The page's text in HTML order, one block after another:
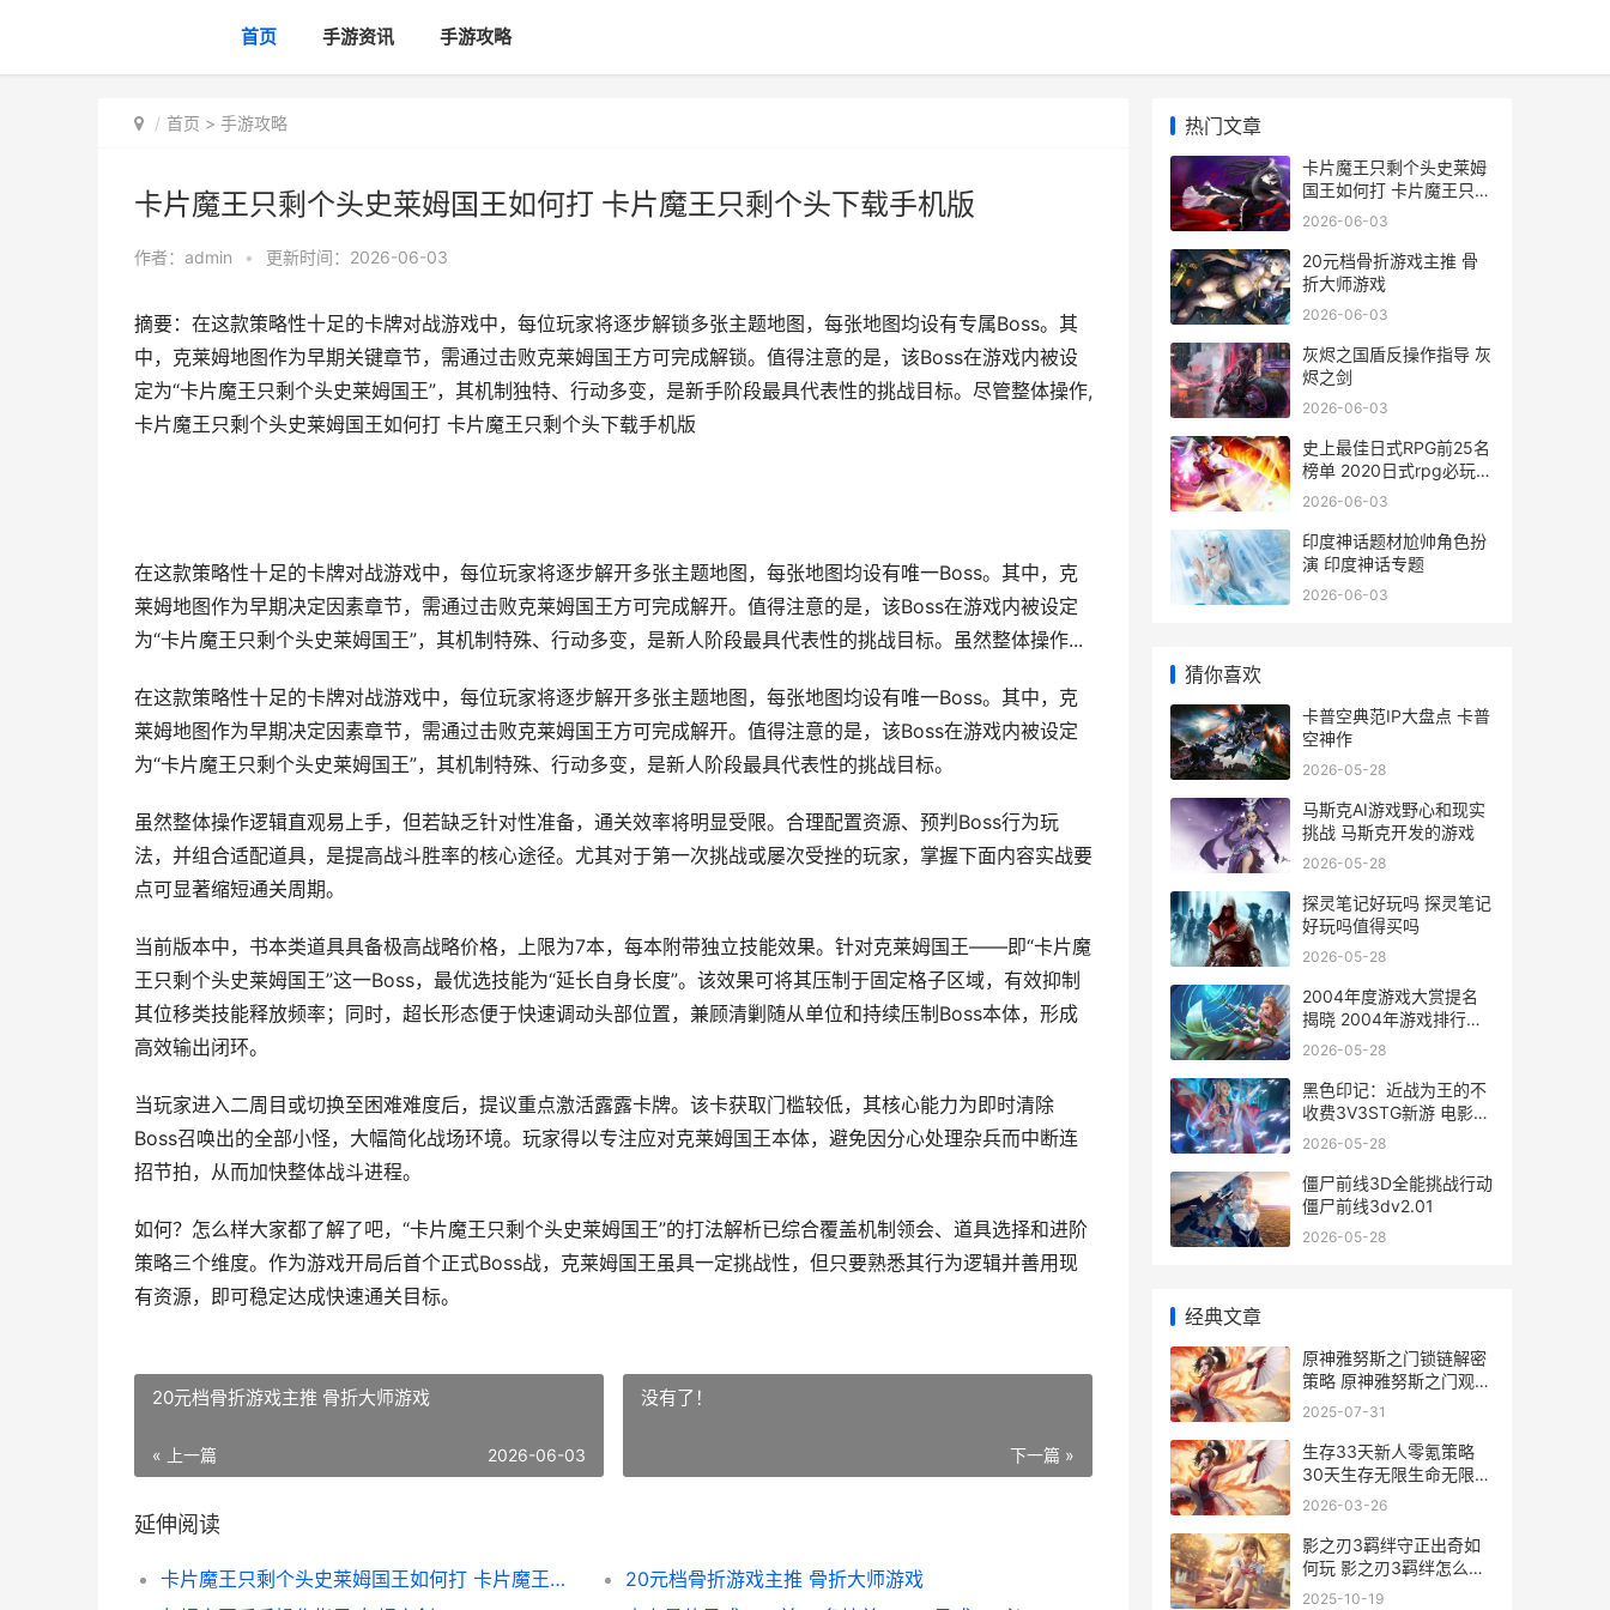
首页 手游资讯 手游攻略
首页 > 手游攻略
卡片魔王只剩个头史莱姆国王如何打 卡片魔王只剩个头下载手机版
作者： admin • 更新时间：2026-06-03
摘要：在这款策略性十足的卡牌对战游戏中，每位玩家将逐步解锁多张主题地图，每张地图均设有专属Boss。其
中，克莱姆地图作为早期关键章节，需通过击败克莱姆国王方可完成解锁。值得注意的是，该Boss在游戏内被设
定为“卡片魔王只剩个头史莱姆国王”，其机制独特、行动多变，是新手阶段最具代表性的挑战目标。尽管整体操作,
卡片魔王只剩个头史莱姆国王如何打 卡片魔王只剩个头下载手机版
在这款策略性十足的卡牌对战游戏中，每位玩家将逐步解开多张主题地图，每张地图均设有唯一Boss。其中，克
莱姆地图作为早期决定因素章节，需通过击败克莱姆国王方可完成解开。值得注意的是，该Boss在游戏内被设定
为“卡片魔王只剩个头史莱姆国王”，其机制特殊、行动多变，是新人阶段最具代表性的挑战目标。虽然整体操作...
在这款策略性十足的卡牌对战游戏中，每位玩家将逐步解开多张主题地图，每张地图均设有唯一Boss。其中，克
莱姆地图作为早期决定因素章节，需通过击败克莱姆国王方可完成解开。值得注意的是，该Boss在游戏内被设定
为“卡片魔王只剩个头史莱姆国王”，其机制特殊、行动多变，是新人阶段最具代表性的挑战目标。
虽然整体操作逻辑直观易上手，但若缺乏针对性准备，通关效率将明显受限。合理配置资源、预判Boss行为玩
法，并组合适配道具，是提高战斗胜率的核心途径。尤其对于第一次挑战或屡次受挫的玩家，掌握下面内容实战要
点可显著缩短通关周期。
当前版本中，书本类道具具备极高战略价格，上限为7本，每本附带独立技能效果。针对克莱姆国王——即“卡片魔
王只剩个头史莱姆国王”这一Boss，最优选技能为“延长自身长度”。该效果可将其压制于固定格子区域，有效抑制
其位移类技能释放频率；同时，超长形态便于快速调动头部位置，兼顾清剿随从单位和持续压制Boss本体，形成
高效输出闭环。
当玩家进入二周目或切换至困难难度后，提议重点激活露露卡牌。该卡获取门槛较低，其核心能力为即时清除
Boss召唤出的全部小怪，大幅简化战场环境。玩家得以专注应对克莱姆国王本体，避免因分心处理杂兵而中断连
招节拍，从而加快整体战斗进程。
如何？怎么样大家都了解了吧，“卡片魔王只剩个头史莱姆国王”的打法解析已综合覆盖机制领会、道具选择和进阶
策略三个维度。作为游戏开局后首个正式Boss战，克莱姆国王虽具一定挑战性，但只要熟悉其行为逻辑并善用现
有资源，即可稳定达成快速通关目标。
20元档骨折游戏主推 骨折大师游戏
« 上一篇 2026-06-03
没有了！
下一篇 »
延伸阅读
卡片魔王只剩个头史莱姆国王如何打 卡片魔王只剩个头下载手机版
20元档骨折游戏主推 骨折大师游戏
热门文章
卡片魔王只剩个头史莱姆
国王如何打 卡片魔王只剩
个头下载手机版
2026-06-03
20元档骨折游戏主推 骨
折大师游戏
2026-06-03
灰烬之国盾反操作指导 灰
烬之剑
2026-06-03
史上最佳日式RPG前25名
榜单 2020日式rpg必玩神
作
2026-06-03
印度神话题材尬帅角色扮
演 印度神话专题
2026-06-03
猜你喜欢
卡普空典范IP大盘点 卡普
空神作
2026-05-28
马斯克AI游戏野心和现实
挑战 马斯克开发的游戏
2026-05-28
探灵笔记好玩吗 探灵笔记
好玩吗值得买吗
2026-05-28
2004年度游戏大赏提名
揭晓 2004年游戏排行榜
前十名
2026-05-28
黑色印记：近战为王的不
收费3V3STG新游 电影黑
色记忆
2026-05-28
僵尸前线3D全能挑战行动
僵尸前线3dv2.01
2026-05-28
经典文章
原神雅努斯之门锁链解密
策略 原神雅努斯之门观景
点在哪
2025-07-31
生存33天新人零氪策略
30天生存无限生命无限子
弹
2026-03-26
影之刃3羁绊守正出奇如
何玩 影之刃3羁绊怎么解
锁
2025-10-19